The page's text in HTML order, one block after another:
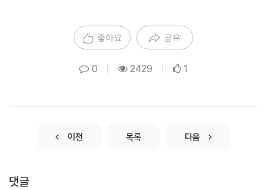
좋아요 공유
0 2429 1
이전 목록 다음
댓글